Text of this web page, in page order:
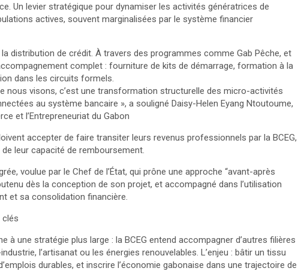
Un levier stratégique pour dynamiser les activités génératrices de
actives, souvent marginalisées par le système financier
la distribution de crédit. À travers des programmes comme Gab Pêche, et
complet : fourniture de kits de démarrage, formation à la
dans les circuits formels.
nous visons, c’est une transformation structurelle des micro-activités
au système bancaire », a souligné Daisy-Helen Eyang Ntoutoume,
et l’Entrepreneuriat du Gabon
accepter de faire transiter leurs revenus professionnels par la BCEG,
leur capacité de remboursement.
voulue par le Chef de l’État, qui prône une approche “avant-après
dès la conception de son projet, et accompagné dans l’utilisation
et sa consolidation financière.
clés
à une stratégie plus large : la BCEG entend accompagner d’autres filières
l’artisanat ou les énergies renouvelables. L’enjeu : bâtir un tissu
durables, et inscrire l’économie gabonaise dans une trajectoire de